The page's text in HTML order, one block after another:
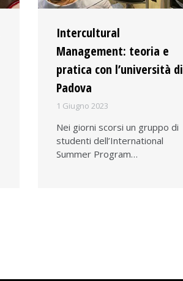
Intercultural
Management: teoria e
pratica con l’università di
Padova
1 Giugno 2023
Nei giorni scorsi un gruppo di
studenti dell’International
Summer Program…